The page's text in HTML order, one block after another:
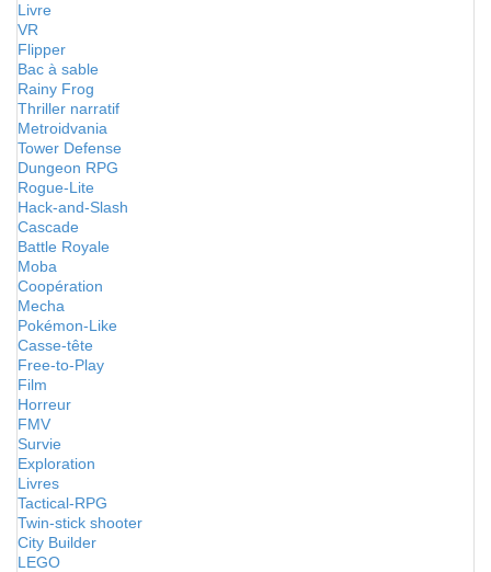
Livre
VR
Flipper
Bac à sable
Rainy Frog
Thriller narratif
Metroidvania
Tower Defense
Dungeon RPG
Rogue-Lite
Hack-and-Slash
Cascade
Battle Royale
Moba
Coopération
Mecha
Pokémon-Like
Casse-tête
Free-to-Play
Film
Horreur
FMV
Survie
Exploration
Livres
Tactical-RPG
Twin-stick shooter
City Builder
LEGO